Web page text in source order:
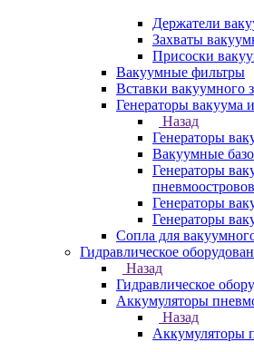
Держатели
Захваты
Присоски
Вакуумные фильтры
Вставки вакуумного
Генераторы вакуума
Назад
Генераторы
Вакуумные
Генераторы
пневмоостровов
Генераторы
Генераторы
Сопла для
Гидравлическое
Назад
Гидравлическое
Аккумуляторы
Назад
Аккумуляторы